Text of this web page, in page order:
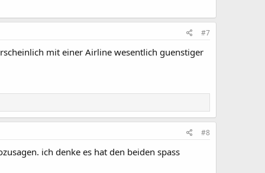
#7
mit einer Airline wesentlich guenstiger
#8
ich denke es hat den beiden spass